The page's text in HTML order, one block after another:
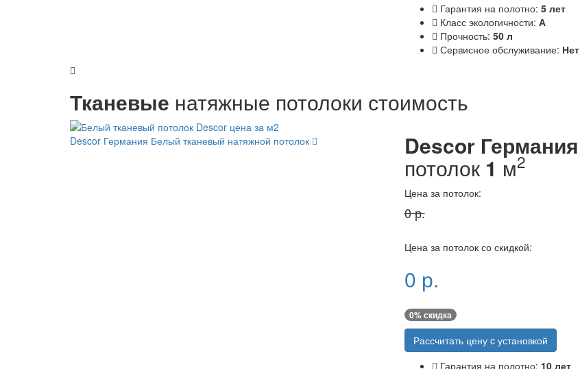
Гарантия на полотно: 5 лет
Класс экологичности: А
Прочность: 50 л
Сервисное обслуживание: Нет
Тканевые натяжные потолоки стоимость
Descor Германия
потолок 1 м2
Цена за потолок:
0р.
Цена за потолок со скидкой:
0 р.
0% скидка
Рассчитать цену c установкой
Гарантия на полотно: 10 лет
Descor Германия Белый тканевый натяжной потолок